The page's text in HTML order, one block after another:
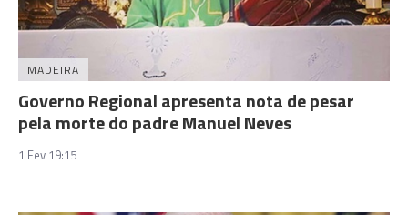
MADEIRA
Governo Regional apresenta nota de pesar
pela morte do padre Manuel Neves
1 Fev 19:15